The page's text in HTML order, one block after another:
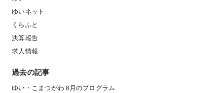
ゆいネット
くらふと
決算報告
求人情報
過去の記事
ゆい・こまつがわ 8月のプログラム